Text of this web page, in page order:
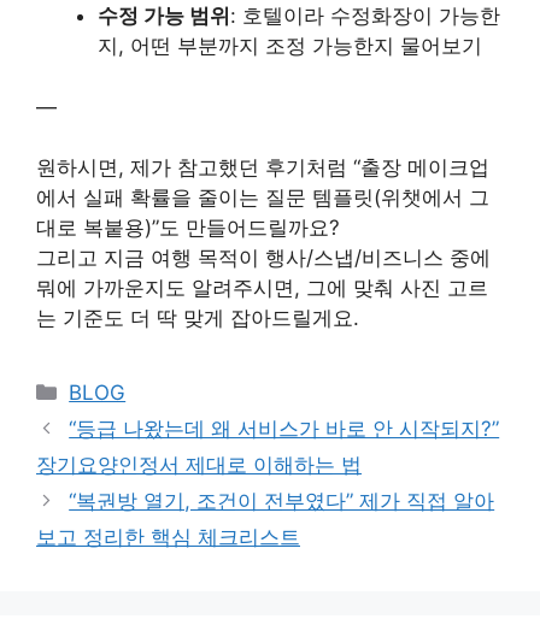
수정 가능 범위 : 호텔이라 수정화장이 가능한
지, 어떤 부분까지 조정 가능한지 물어보기
—
원하시면, 제가 참고했던 후기처럼 “출장 메이크업
에서 실패 확률을 줄이는 질문 템플릿(위챗에서 그
대로 복붙용)”도 만들어드릴까요?
그리고 지금 여행 목적이 행사/스냅/비즈니스 중에
뭐에 가까운지도 알려주시면, 그에 맞춰 사진 고르
는 기준도 더 딱 맞게 잡아드릴게요.
Categories
BLOG
“등급 나왔는데 왜 서비스가 바로 안 시작되지?”
장기요양인정서 제대로 이해하는 법
“복권방 열기, 조건이 전부였다” 제가 직접 알아
보고 정리한 핵심 체크리스트